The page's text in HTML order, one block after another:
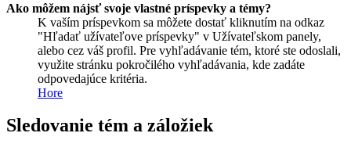
Ako môžem nájsť svoje vlastné príspevky a témy?
K vaším príspevkom sa môžete dostať kliknutím na odkaz
"Hľadať užívateľove príspevky" v Užívateľskom panely,
alebo cez váš profil. Pre vyhľadávanie tém, ktoré ste odoslali,
využite stránku pokročilého vyhľadávania, kde zadáte
odpovedajúce kritéria.
Hore
Sledovanie tém a záložiek